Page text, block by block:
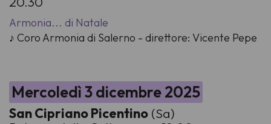
Armonia... di Natale
♪ Coro Armonia di Salerno - direttore: Vicente Pepe
Mercoledì 3 dicembre 2025
San Cipriano Picentino (Sa)